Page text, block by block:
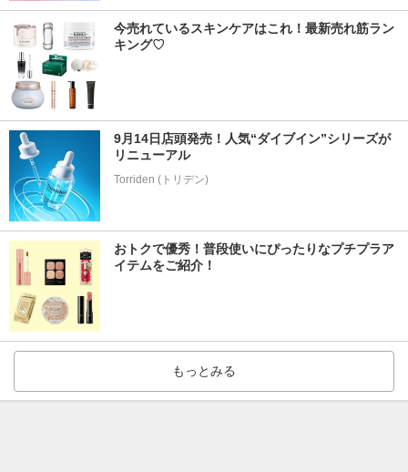
今売れているスキンケアはこれ！最新売れ筋ラン
キング♡
9月14日店頭発売！人気“ダイブイン”シリーズが
リニューアル
おトクで優秀！普段使いにぴったりなプチプラア
イテムをご紹介！
もっとみる